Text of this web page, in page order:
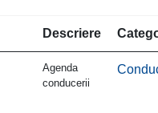
Descriere
Agenda
conducerii